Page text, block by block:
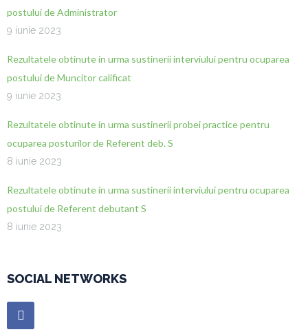
postului de Administrator
9 iunie 2023
Rezultatele obtinute in urma sustinerii interviului pentru ocuparea
postului de Muncitor calificat
9 iunie 2023
Rezultatele obtinute in urma sustinerii probei practice pentru
ocuparea posturilor de Referent deb. S
8 iunie 2023
Rezultatele obtinute in urma sustinerii interviului pentru ocuparea
postului de Referent debutant S
8 iunie 2023
SOCIAL NETWORKS